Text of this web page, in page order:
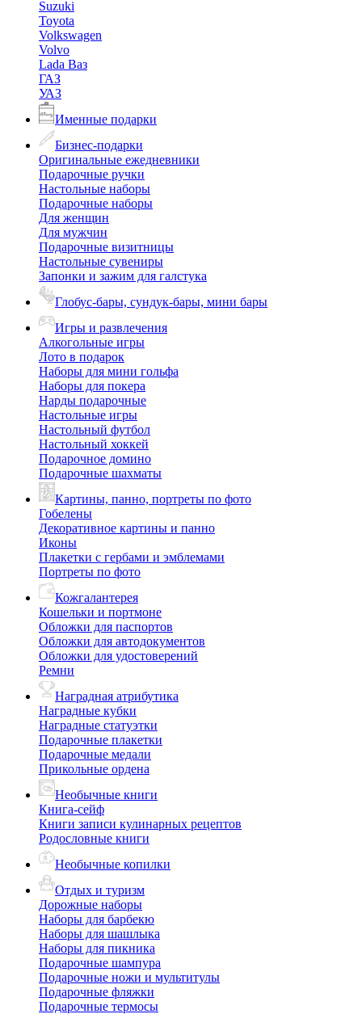
Suzuki
Toyota
Volkswagen
Volvo
Lada Ваз
ГАЗ
УАЗ
Именные подарки
Бизнес-подарки
Оригинальные ежедневники
Подарочные ручки
Настольные наборы
Подарочные наборы
Для женщин
Для мужчин
Подарочные визитницы
Настольные сувениры
Запонки и зажим для галстука
Глобус-бары, сундук-бары, мини бары
Игры и развлечения
Алкогольные игры
Лото в подарок
Наборы для мини гольфа
Наборы для покера
Нарды подарочные
Настольные игры
Настольный футбол
Настольный хоккей
Подарочное домино
Подарочные шахматы
Картины, панно, портреты по фото
Гобелены
Декоративное картины и панно
Иконы
Плакетки с гербами и эмблемами
Портреты по фото
Кожгалантерея
Кошельки и портмоне
Обложки для паспортов
Обложки для автодокументов
Обложки для удостоверений
Ремни
Наградная атрибутика
Наградные кубки
Наградные статуэтки
Подарочные плакетки
Подарочные медали
Прикольные ордена
Необычные книги
Книга-сейф
Книги записи кулинарных рецептов
Родословные книги
Необычные копилки
Отдых и туризм
Дорожные наборы
Наборы для барбекю
Наборы для шашлыка
Наборы для пикника
Подарочные шампура
Подарочные ножи и мультитулы
Подарочные фляжки
Подарочные термосы